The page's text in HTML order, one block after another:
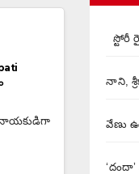
స్టోరీ
నాని,
వేణు